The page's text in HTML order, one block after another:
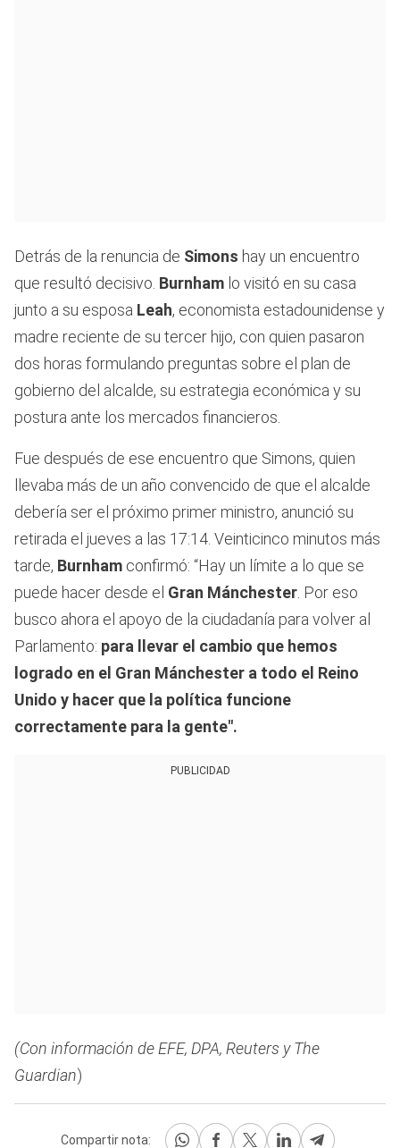
Detrás de la renuncia de Simons hay un encuentro
que resultó decisivo. Burnham lo visitó en su casa
junto a su esposa Leah, economista estadounidense y
madre reciente de su tercer hijo, con quien pasaron
dos horas formulando preguntas sobre el plan de
gobierno del alcalde, su estrategia económica y su
postura ante los mercados financieros.
Fue después de ese encuentro que Simons, quien
llevaba más de un año convencido de que el alcalde
debería ser el próximo primer ministro, anunció su
retirada el jueves a las 17:14. Veinticinco minutos más
tarde, Burnham confirmó: “Hay un límite a lo que se
puede hacer desde el Gran Mánchester . Por eso
busco ahora el apoyo de la ciudadanía para volver al
Parlamento: para llevar el cambio que hemos
logrado en el Gran Mánchester a todo el Reino
Unido y hacer que la política funcione
correctamente para la gente".
PUBLICIDAD
(Con información de EFE, DPA, Reuters y The
Guardian)
Compartir nota: